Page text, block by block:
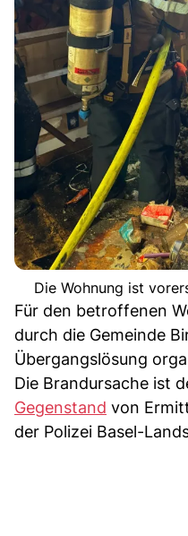
Die Wohnung ist
Für den betroffenen
durch die Gemeinde
Übergangslösung
Die Brandursache ist
Gegenstand von
der Polizei Basel-